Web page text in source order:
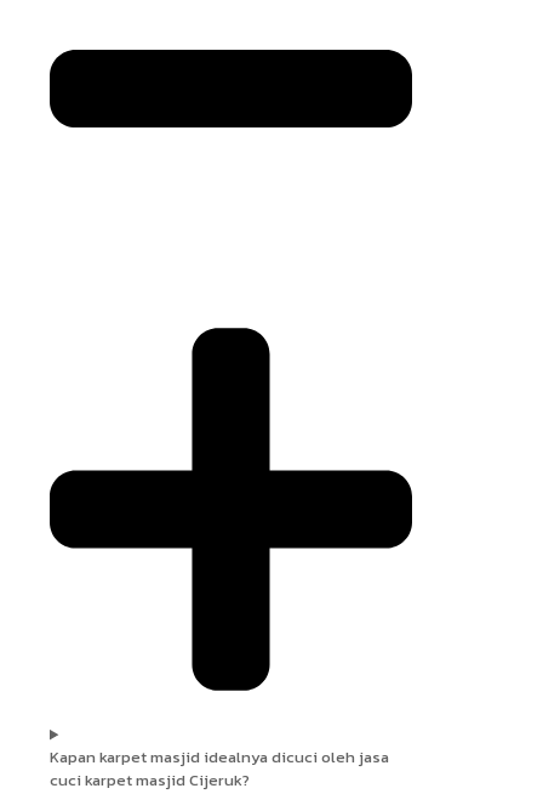
Kapan karpet masjid idealnya dicuci oleh jasa
cuci karpet masjid Cijeruk?